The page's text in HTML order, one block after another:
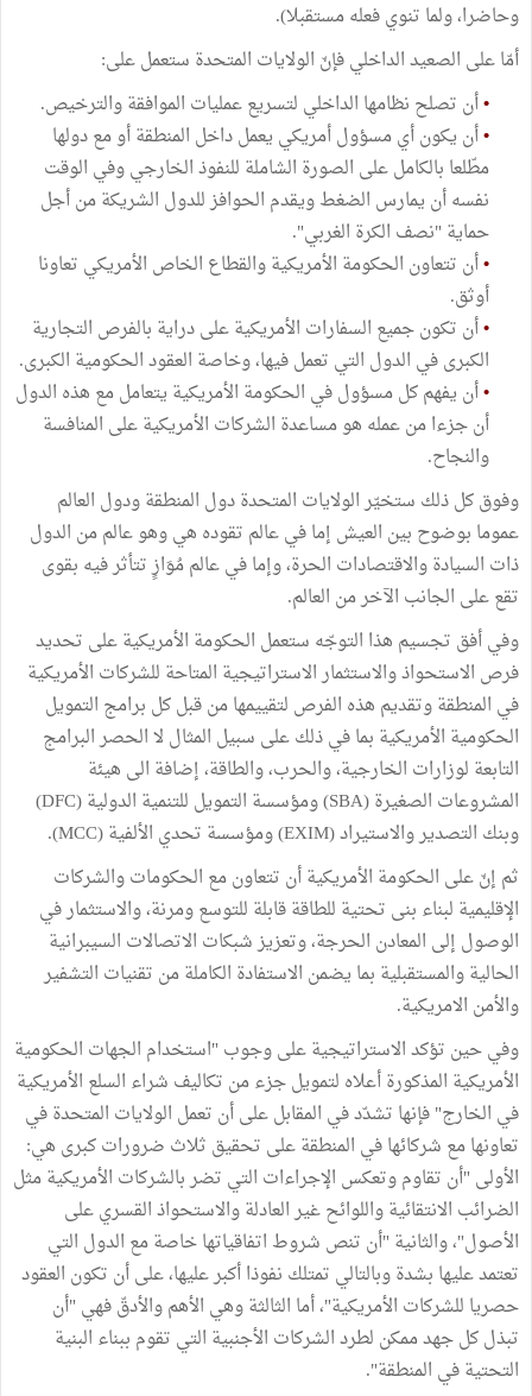
وحاضرا، ولما تنوي فعله مستقبلا).
أمّا على الصعيد الداخلي فإنّ الولايات المتحدة ستعمل على:
•أن تصلح نظامها الداخلي لتسريع عمليات الموافقة والترخيص.
•أن يكون أي مسؤول أمريكي يعمل داخل المنطقة أو مع دولها
مطّلعا بالكامل على الصورة الشاملة للنفوذ الخارجي وفي الوقت
نفسه أن يمارس الضغط ويقدم الحوافز للدول الشريكة من أجل
حماية "نصف الكرة الغربي".
•أن تتعاون الحكومة الأمريكية والقطاع الخاص الأمريكي تعاونا
أوثق.
•أن تكون جميع السفارات الأمريكية على دراية بالفرص التجارية
الكبرى في الدول التي تعمل فيها، وخاصة العقود الحكومية الكبرى.
•أن يفهم كل مسؤول في الحكومة الأمريكية يتعامل مع هذه الدول
أن جزءا من عمله هو مساعدة الشركات الأمريكية على المنافسة
والنجاح.
وفوق كل ذلك ستخيّر الولايات المتحدة دول المنطقة ودول العالم
عموما بوضوح بين العيش إما في عالم تقوده هي وهو عالم من الدول
ذات السيادة والاقتصادات الحرة، وإما في عالم مُوَازٍ تتأثر فيه بقوى
تقع على الجانب الآخر من العالم.
وفي أفق تجسيم هذا التوجّه ستعمل الحكومة الأمريكية على تحديد
فرص الاستحواذ والاستثمار الاستراتيجية المتاحة للشركات الأمريكية
في المنطقة وتقديم هذه الفرص لتقييمها من قبل كل برامج التمويل
الحكومية الأمريكية بما في ذلك على سبيل المثال لا الحصر البرامج
التابعة لوزارات الخارجية، والحرب، والطاقة، إضافة الى هيئة
المشروعات الصغيرة (SBA) ومؤسسة التمويل للتنمية الدولية (DFC)
وبنك التصدير والاستيراد (EXIM) ومؤسسة تحدي الألفية (MCC).
ثم إنّ على الحكومة الأمريكية أن تتعاون مع الحكومات والشركات
الإقليمية لبناء بنى تحتية للطاقة قابلة للتوسع ومرنة، والاستثمار في
الوصول إلى المعادن الحرجة، وتعزيز شبكات الاتصالات السيبرانية
الحالية والمستقبلية بما يضمن الاستفادة الكاملة من تقنيات التشفير
والأمن الامريكية.
وفي حين تؤكد الاستراتيجية على وجوب "استخدام الجهات الحكومية
الأمريكية المذكورة أعلاه لتمويل جزء من تكاليف شراء السلع الأمريكية
في الخارج" فإنها تشدّد في المقابل على أن تعمل الولايات المتحدة في
تعاونها مع شركائها في المنطقة على تحقيق ثلاث ضرورات كبرى هي:
الأولى "أن تقاوم وتعكس الإجراءات التي تضر بالشركات الأمريكية مثل
الضرائب الانتقائية واللوائح غير العادلة والاستحواذ القسري على
الأصول"، والثانية "أن تنص شروط اتفاقياتها خاصة مع الدول التي
تعتمد عليها بشدة وبالتالي تمتلك نفوذا أكبر عليها، على أن تكون العقود
حصريا للشركات الأمريكية"، أما الثالثة وهي الأهم والأدقّ فهي "أن
تبذل كل جهد ممكن لطرد الشركات الأجنبية التي تقوم ببناء البنية
التحتية في المنطقة".